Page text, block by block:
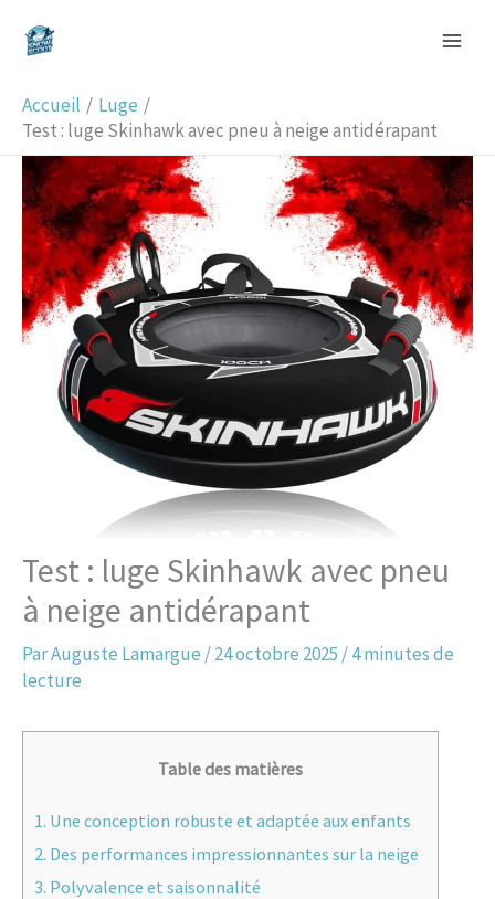
Accueil
Luge
Test : luge Skinhawk avec pneu à neige antidérapant
Test : luge Skinhawk avec pneu
à neige antidérapant
ParAuguste Lamargue/24 octobre 2025/4 minutes de
lecture
Table des matières
1. Une conception robuste et adaptée aux enfants
2. Des performances impressionnantes sur la neige
3. Polyvalence et saisonnalité
e
c
h
e
r
c
h
e